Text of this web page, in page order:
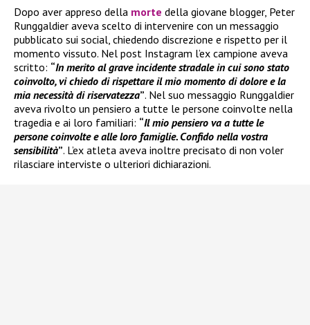
Dopo aver appreso della morte della giovane blogger, Peter
Runggaldier aveva scelto di intervenire con un messaggio
pubblicato sui social, chiedendo discrezione e rispetto per il
momento vissuto. Nel post Instagram l’ex campione aveva
scritto: “In merito al grave incidente stradale in cui sono stato
coinvolto, vi chiedo di rispettare il mio momento di dolore e la
mia necessità di riservatezza”. Nel suo messaggio Runggaldier
aveva rivolto un pensiero a tutte le persone coinvolte nella
tragedia e ai loro familiari: “Il mio pensiero va a tutte le
persone coinvolte e alle loro famiglie. Confido nella vostra
sensibilità”. L’ex atleta aveva inoltre precisato di non voler
rilasciare interviste o ulteriori dichiarazioni.